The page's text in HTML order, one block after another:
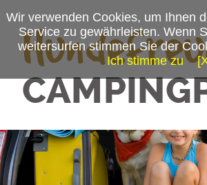
Wir verwenden Cookies, um Ihnen
Service zu gewährleisten. Wenn
weitersurfen stimmen Sie der
Ich stimme zu